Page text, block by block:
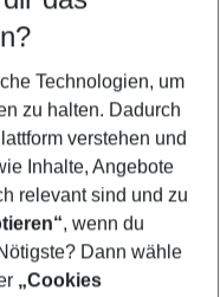
Technologien, um
zu halten. Dadurch
verstehen und
Inhalte, Angebote
relevant sind und zu
, wenn du
Dann wähle
„Cookies